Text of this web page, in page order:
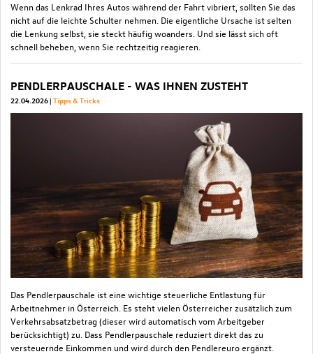
Wenn das Lenkrad Ihres Autos während der Fahrt vibriert, sollten Sie das
nicht auf die leichte Schulter nehmen. Die eigentliche Ursache ist selten
die Lenkung selbst, sie steckt häufig woanders. Und sie lässt sich oft
schnell beheben, wenn Sie rechtzeitig reagieren.
PENDLERPAUSCHALE - WAS IHNEN ZUSTEHT
22.04.2026 Tipps & Tricks
Das Pendlerpauschale ist eine wichtige steuerliche Entlastung für
Arbeitnehmer in Österreich. Es steht vielen Österreicher zusätzlich zum
Verkehrsabsatzbetrag (dieser wird automatisch vom Arbeitgeber
berücksichtigt) zu. Dass Pendlerpauschale reduziert direkt das zu
versteuernde Einkommen und wird durch den Pendlereuro ergänzt.